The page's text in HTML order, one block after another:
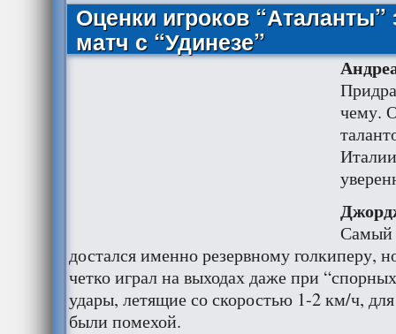
Оценки игроков
матч с “Удинезе”
чему.
Самый
достался именно резервному голкиперу,
четко играл на выходах даже при
удары, летящие со скоростью 1-2 км/ч,
были помехой.